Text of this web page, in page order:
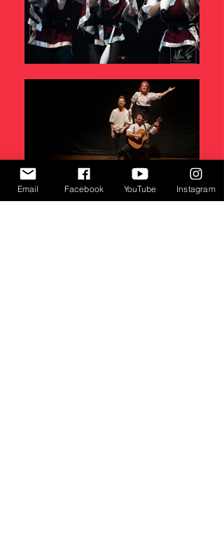
Email Facebook YouTube Instagram